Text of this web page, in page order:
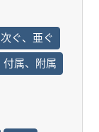
次ぐ、亜ぐ
付属、附属